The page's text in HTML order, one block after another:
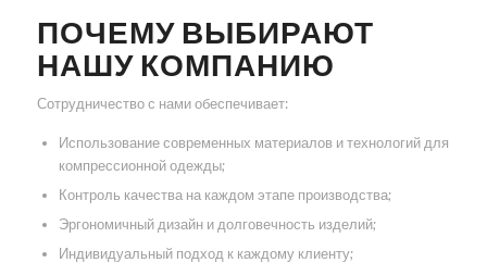
ПОЧЕМУ ВЫБИРАЮТ
НАШУ КОМПАНИЮ
Сотрудничество с нами обеспечивает:
Использование современных материалов и технологий для
компрессионной одежды;
Контроль качества на каждом этапе производства;
Эргономичный дизайн и долговечность изделий;
Индивидуальный подход к каждому клиенту;